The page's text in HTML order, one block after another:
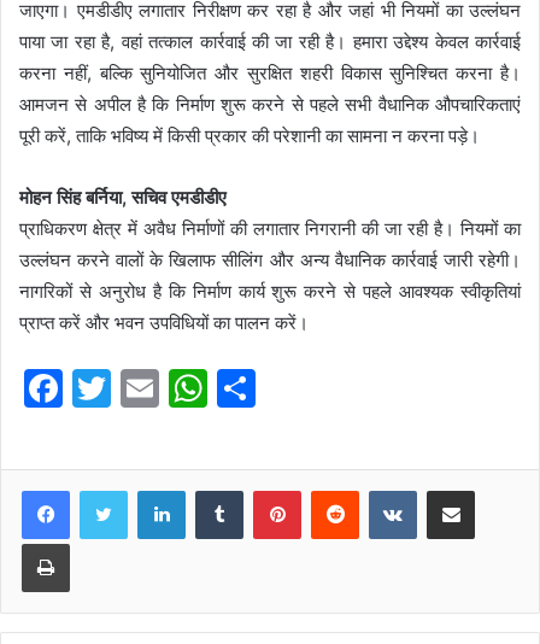
जाएगा। एमडीडीए लगातार निरीक्षण कर रहा है और जहां भी नियमों का उल्लंघन
पाया जा रहा है, वहां तत्काल कार्रवाई की जा रही है। हमारा उद्देश्य केवल कार्रवाई
करना नहीं, बल्कि सुनियोजित और सुरक्षित शहरी विकास सुनिश्चित करना है।
आमजन से अपील है कि निर्माण शुरू करने से पहले सभी वैधानिक औपचारिकताएं
पूरी करें, ताकि भविष्य में किसी प्रकार की परेशानी का सामना न करना पड़े।
मोहन सिंह बर्निया, सचिव एमडीडीए
प्राधिकरण क्षेत्र में अवैध निर्माणों की लगातार निगरानी की जा रही है। नियमों का
उल्लंघन करने वालों के खिलाफ सीलिंग और अन्य वैधानिक कार्रवाई जारी रहेगी।
नागरिकों से अनुरोध है कि निर्माण कार्य शुरू करने से पहले आवश्यक स्वीकृतियां
प्राप्त करें और भवन उपविधियों का पालन करें।
F
c
e
b
o
o
T
itt
er
E
ai
l
W
at
s
A
p
ar
e